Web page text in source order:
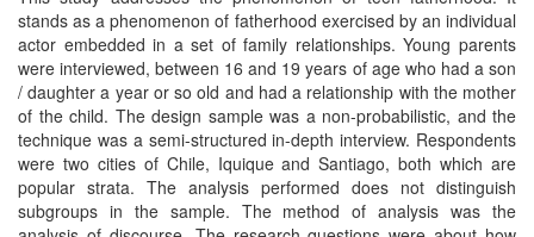
stands as a phenomenon of fatherhood exercised by an individual
actor embedded in a set of family relationships. Young parents
were interviewed, between 16 and 19 years of age who had a son
/ daughter a year or so old and had a relationship with the mother
of the child. The design sample was a non-probabilistic, and the
technique was a semi-structured in-depth interview. Respondents
were two cities of Chile, Iquique and Santiago, both which are
popular strata. The analysis performed does not distinguish
subgroups in the sample. The method of analysis was the